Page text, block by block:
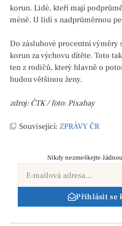
korun. Lidé, kteří mají
méně. U lidí s nadprůměrnou
Do zásluhové procentní výměry
korun za výchovu dítěte. Toto
ten z rodičů, který hlavně o
budou většinou ženy.
zdroj: ČTK / foto: Pixabay
Související: ZPRÁVY ČR
Nikdy nezmeškejte
Přihlásit se